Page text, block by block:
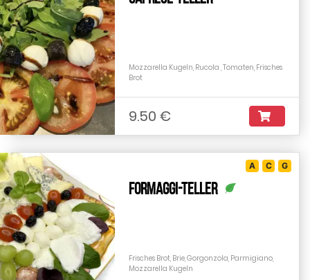
Mozzarella Kugeln, Rucola , Tomaten, Frisches
Brot
9.50 €
Formaggi-Teller
A C G
Frisches Brot, Brie, Gorgonzola, Parmigiano,
Mozzarella Kugeln